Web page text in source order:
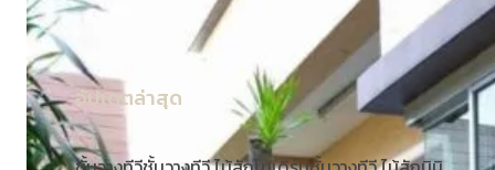
อัปเดตล่าสุด